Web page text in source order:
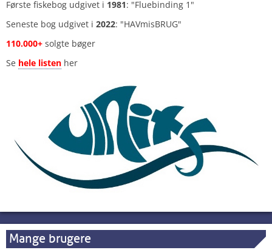
Første fiskebog udgivet i 1981: "Fluebinding 1"
Seneste bog udgivet i 2022: "HAVmisBRUG"
110.000+ solgte bøger
Se hele listen her
Mange brugere